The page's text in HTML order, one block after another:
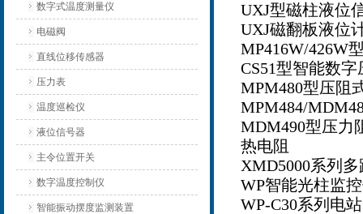
数字式温度测量仪
电磁阀
直线位移传感器
压力表
温度巡检仪
液位信号器
主令位置开关
数字温度控制仪
智能振动摆度监测装置
UXJ型磁柱液位
UXJ磁翻板液位
MP416W/426W
CS51型智能数
MPM480型压阻
MPM484/
MDM490型压力
热电阻
XMD5000系列
WP智能光柱监
WP-C30系列电